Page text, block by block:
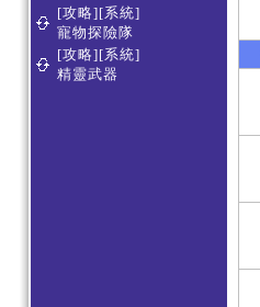
[攻略][系統]
寵物探險隊
[攻略][系統]
精靈武器